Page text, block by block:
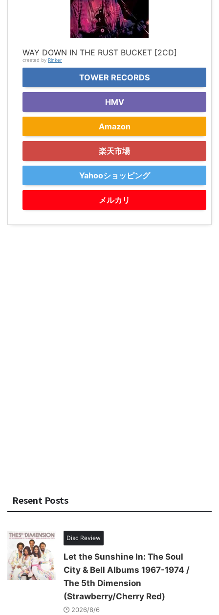
WAY DOWN IN THE RUST BUCKET [2CD]
created by Rinker
TOWER RECORDS
HMV
Amazon
楽天市場
Yahooショッピング
メルカリ
Resent Posts
Disc Review
Let the Sunshine In: The Soul
City & Bell Albums 1967-1974 /
The 5th Dimension
(Strawberry/Cherry Red)
2026/8/6